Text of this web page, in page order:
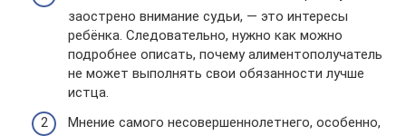
заострено внимание судьи, — это интересы
ребёнка. Следовательно, нужно как можно
подробнее описать, почему алиментополучатель
не может выполнять свои обязанности лучше
истца.
Мнение самого несовершеннолетнего, особенно,